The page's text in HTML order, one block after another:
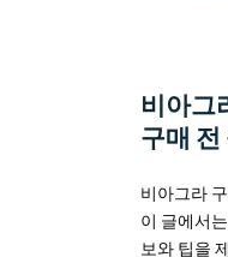
비아그
구매 전
비아그라
이 글에서
보와 팁을